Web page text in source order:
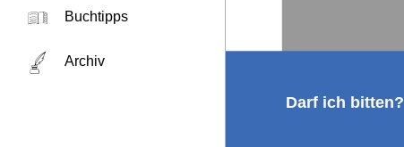
Buchtipps
Archiv
Darf ich bitten?